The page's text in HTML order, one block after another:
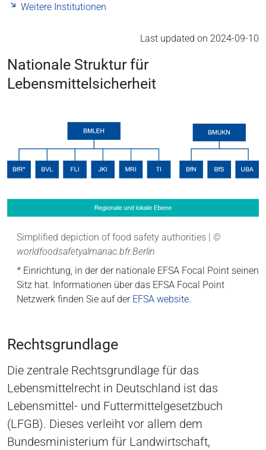
Weitere Institutionen
Last updated on 2024-09-10
Nationale Struktur für
Lebensmittelsicherheit
Simplified depiction of food safety authorities | ©
worldfoodsafetyalmanac.bfr.Berlin
* Einrichtung, in der der nationale EFSA Focal Point seinen
Sitz hat. Informationen über das EFSA Focal Point
Netzwerk finden Sie auf der EFSA website.
Rechtsgrundlage
Die zentrale Rechtsgrundlage für das
Lebensmittelrecht in Deutschland ist das
Lebensmittel- und Futtermittelgesetzbuch
(LFGB). Dieses verleiht vor allem dem
Bundesministerium für Landwirtschaft,